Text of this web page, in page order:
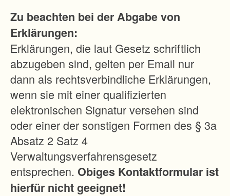
Zu beachten bei der Abgabe von
Erklärungen:
Erklärungen, die laut Gesetz schriftlich
abzugeben sind, gelten per Email nur
dann als rechtsverbindliche Erklärungen,
wenn sie mit einer qualifizierten
elektronischen Signatur versehen sind
oder einer der sonstigen Formen des § 3a
Absatz 2 Satz 4
Verwaltungsverfahrensgesetz
entsprechen. Obiges Kontaktformular ist
hierfür nicht geeignet!